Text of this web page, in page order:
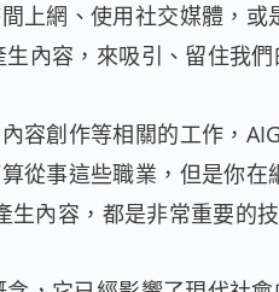
上網、使用社交媒體，
內容，來吸引、留住我們
容創作等相關的工作，
從事這些職業，但是你
生內容，都是非常重要的技